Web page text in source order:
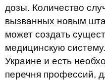
дозы. Количество
вызванных новым
может создать
медицинскую
Украине и есть
перечня профессий,